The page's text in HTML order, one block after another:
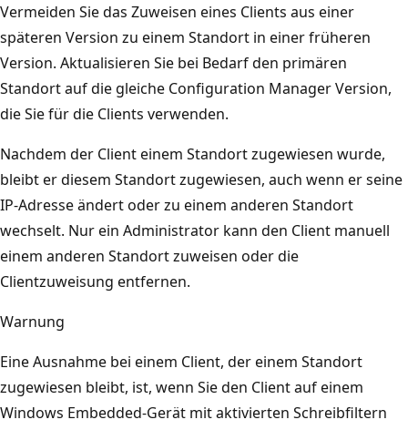
Vermeiden Sie das Zuweisen eines Clients aus einer
späteren Version zu einem Standort in einer früheren
Version. Aktualisieren Sie bei Bedarf den primären
Standort auf die gleiche Configuration Manager Version,
die Sie für die Clients verwenden.
Nachdem der Client einem Standort zugewiesen wurde,
bleibt er diesem Standort zugewiesen, auch wenn er seine
IP-Adresse ändert oder zu einem anderen Standort
wechselt. Nur ein Administrator kann den Client manuell
einem anderen Standort zuweisen oder die
Clientzuweisung entfernen.
Warnung
Eine Ausnahme bei einem Client, der einem Standort
zugewiesen bleibt, ist, wenn Sie den Client auf einem
Windows Embedded-Gerät mit aktivierten Schreibfiltern